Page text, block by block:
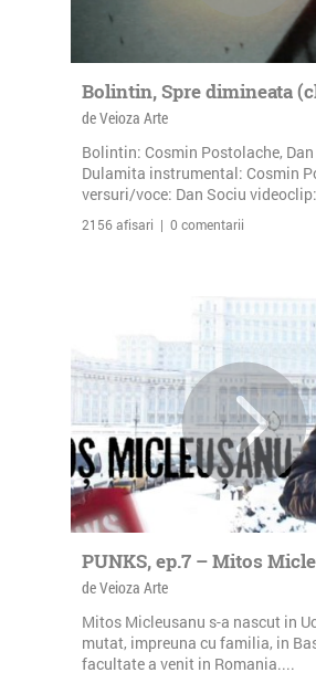
Bolintin, Spre dimineata
de Veioza Arte
Bolintin: Cosmin Postolache,
Dulamita instrumental: Cosmin
versuri/voce: Dan Sociu
2156 afisari | 0 comentarii
PUNKS, ep.7 – Mitos
de Veioza Arte
Mitos Micleusanu s-a nascut in
mutat, impreuna cu familia, in
facultate a venit in Romania....